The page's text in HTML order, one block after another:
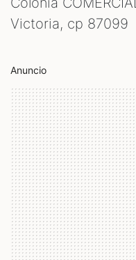
Victoria, cp 87099
Anuncio